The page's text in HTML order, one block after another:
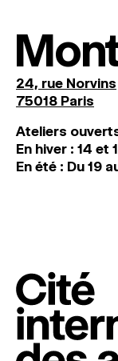
24, rue Norvins
75018 Paris
Ateliers
En hiver : 14 et
En été : Du 19